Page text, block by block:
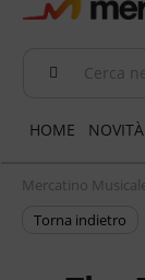
Cerca
HOME NOVITÀ
Mercatino
torna indietro